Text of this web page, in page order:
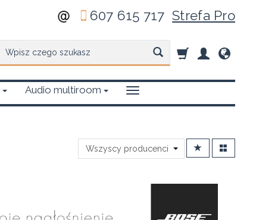
607 615 717Strefa Pro
Audio multiroom